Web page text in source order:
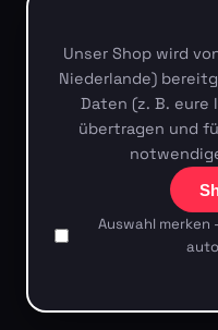
Unser Shop wird
Niederlande)
Daten (z. B. eure
übertragen und
Auswahl